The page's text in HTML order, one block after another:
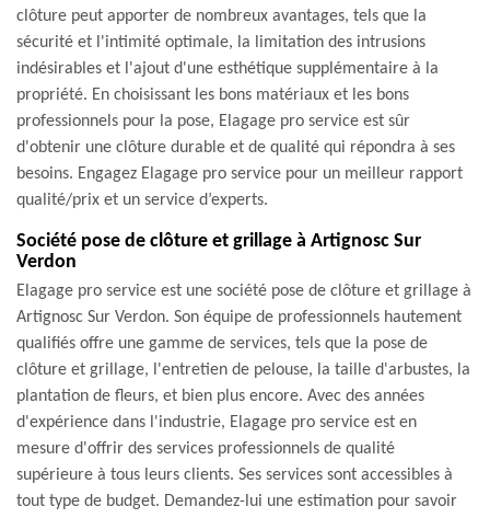
clôture peut apporter de nombreux avantages, tels que la
sécurité et l'intimité optimale, la limitation des intrusions
indésirables et l'ajout d'une esthétique supplémentaire à la
propriété. En choisissant les bons matériaux et les bons
professionnels pour la pose, Elagage pro service est sûr
d'obtenir une clôture durable et de qualité qui répondra à ses
besoins. Engagez Elagage pro service pour un meilleur rapport
qualité/prix et un service d’experts.
Société pose de clôture et grillage à Artignosc Sur
Verdon
Elagage pro service est une société pose de clôture et grillage à
Artignosc Sur Verdon. Son équipe de professionnels hautement
qualifiés offre une gamme de services, tels que la pose de
clôture et grillage, l'entretien de pelouse, la taille d'arbustes, la
plantation de fleurs, et bien plus encore. Avec des années
d'expérience dans l'industrie, Elagage pro service est en
mesure d'offrir des services professionnels de qualité
supérieure à tous leurs clients. Ses services sont accessibles à
tout type de budget. Demandez-lui une estimation pour savoir